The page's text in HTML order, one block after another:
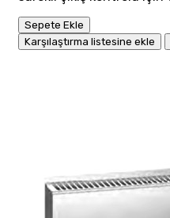
Sepete Ekle
Karşılaştırma listesine ekle